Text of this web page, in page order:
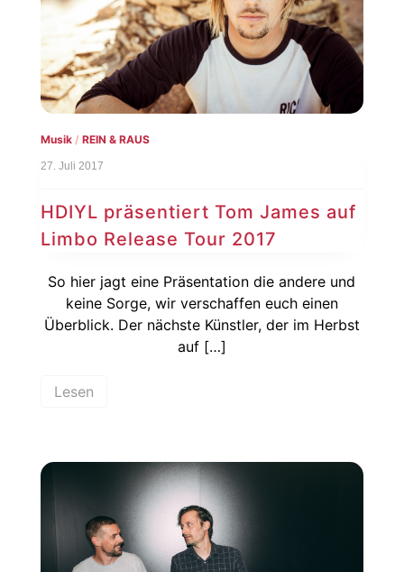
Musik/ REIN & RAUS
27. Juli 2017
HDIYL präsentiert Tom James auf
Limbo Release Tour 2017
So hier jagt eine Präsentation die andere und
keine Sorge, wir verschaffen euch einen
Überblick. Der nächste Künstler, der im Herbst
auf […]
Lesen